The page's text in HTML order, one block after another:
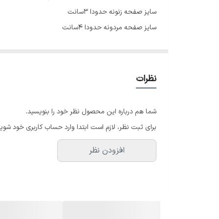
سایز صفحه زنونه حدودا 3سانت
سایز صفحه مردونه حدودا 4سانت
قفل کلیپسی
نظرات
شما هم درباره این محصول نظر خود را بنویسید.
برای ثبت نظر، لازم است ابتدا وارد حساب کاربری خود
افزودن نظر